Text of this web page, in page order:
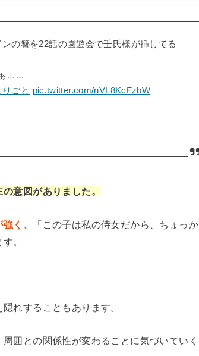
の簪を22話の園遊会で壬氏様が挿してる
ぁ……
ごと pic.twitter.com/nVL8KcFzbW
意図がありました。
く、
「この子は私の侍女だから、ちょっか
。
れすることもあります。
囲との関係性が変わることに気づいていく